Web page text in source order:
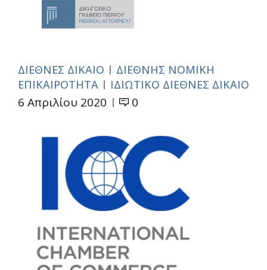
ΔΙΕΘΝΕΣ ΔΙΚΑΙΟ
ΔΙΕΘΝΗΣ ΝΟΜΙΚΗ
ΕΠΙΚΑΙΡΟΤΗΤΑ
ΙΔΙΩΤΙΚΟ ΔΙΕΘΝΕΣ ΔΙΚΑΙΟ
6 Απριλίου 2020 0